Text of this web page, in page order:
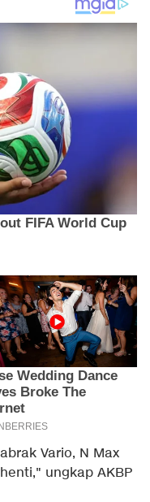
Vario, N Max
ungkap AKBP